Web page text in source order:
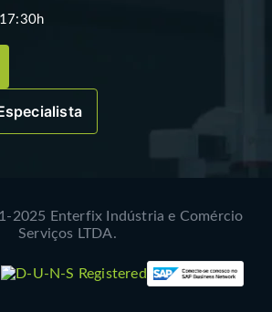
2025 Enterfix Indústria e Comércio
Serviços LTDA.